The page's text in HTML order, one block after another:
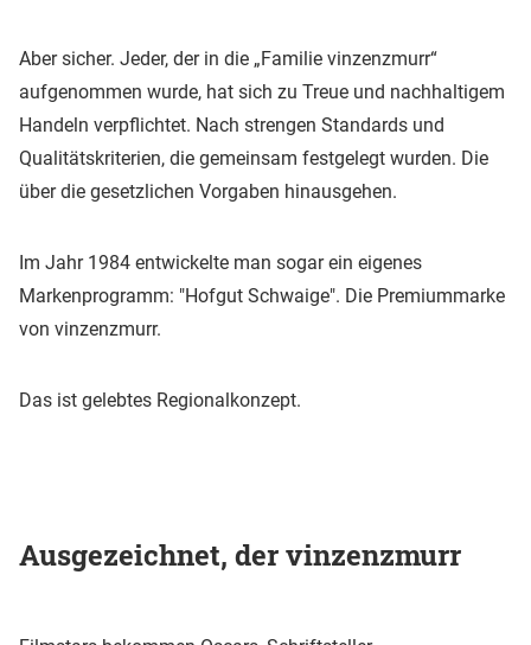
Aber sicher. Jeder, der in die „Familie vinzenzmurr“
aufgenommen wurde, hat sich zu Treue und nachhaltigem
Handeln verpflichtet. Nach strengen Standards und
Qualitätskriterien, die gemeinsam festgelegt wurden. Die
über die gesetzlichen Vorgaben hinausgehen.
Im Jahr 1984 entwickelte man sogar ein eigenes
Markenprogramm: "Hofgut Schwaige". Die Premiummarke
von vinzenzmurr.
Das ist gelebtes Regionalkonzept.
Ausgezeichnet, der vinzenzmurr